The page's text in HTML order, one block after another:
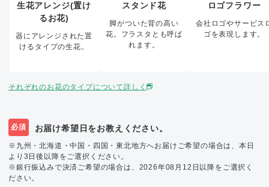
生花アレンジ(置け
るお花)
器にアレンジされた置
けるタイプの生花。
スタンド花
脚がついた背の高い
花。フラスタとも呼ば
れます。
ロゴフラワー
会社ロゴやサービス
ゴを表現します。
それぞれのお花のタイプについて詳しく
必須 お届け希望日をお教えください。
※九州・北海道・中国・四国・東北地方へお届けご希望の場合は、本日
より3日後以降をご選択ください。
※銀行振込みで決済ご希望の場合は、2026年08月12日以降をご選択く
ださい。